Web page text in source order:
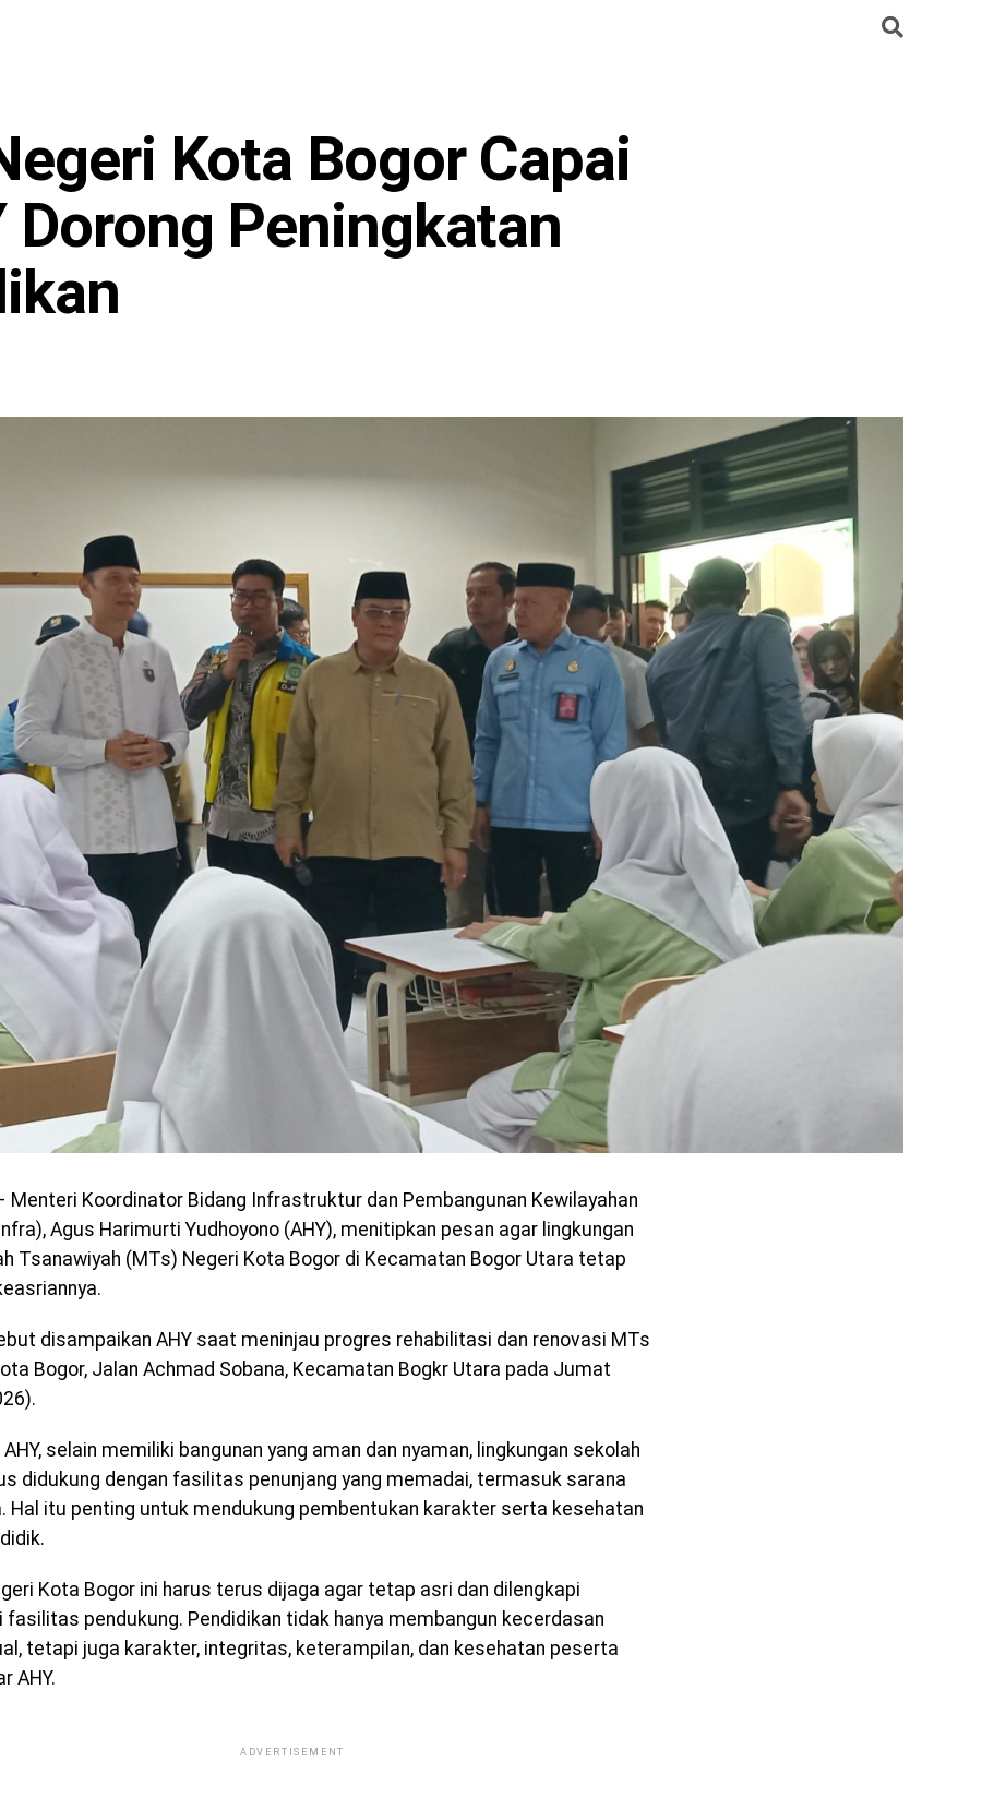
Kota Bogor Capai
Dorong Peningkatan
Menteri Koordinator Bidang Infrastruktur dan Pembangunan Kewilayahan
Agus Harimurti Yudhoyono (AHY), menitipkan pesan agar lingkungan
Tsanawiyah (MTs) Negeri Kota Bogor di Kecamatan Bogor Utara tetap
disampaikan AHY saat meninjau progres rehabilitasi dan renovasi MTs
Bogor, Jalan Achmad Sobana, Kecamatan Bogkr Utara pada Jumat
selain memiliki bangunan yang aman dan nyaman, lingkungan sekolah
didukung dengan fasilitas penunjang yang memadai, termasuk sarana
Hal itu penting untuk mendukung pembentukan karakter serta kesehatan
Kota Bogor ini harus terus dijaga agar tetap asri dan dilengkapi
fasilitas pendukung. Pendidikan tidak hanya membangun kecerdasan
tetapi juga karakter, integritas, keterampilan, dan kesehatan peserta
AHY.
ADVERTISEMENT